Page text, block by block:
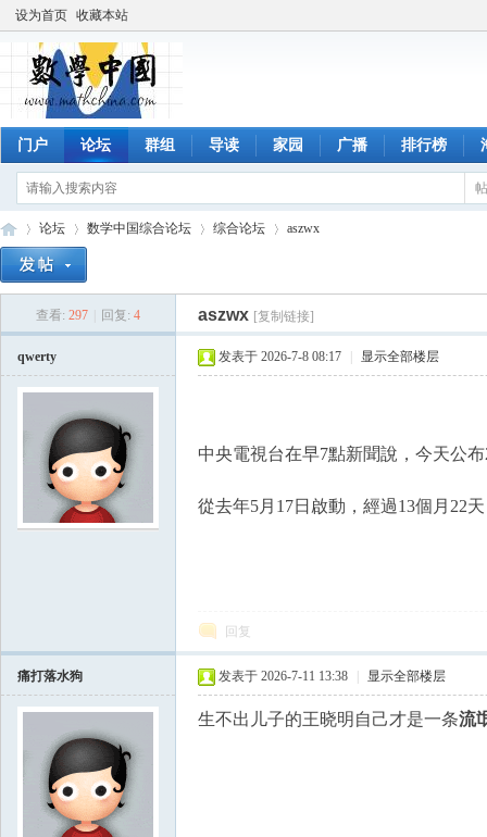
设为首页 收藏本站
门户 论坛 群组 导读 家园 广播 排行榜
论坛
›
数学中国综合论坛 综合论坛
›
aszwx
查看: 297 回复: 4 aszwx [复制链接]
qwerty 发表于 2026-7-8 08:17 显示全部楼层
中央電視台在早7點新聞說，今天公
從去年5月17日啟動，經過13個月22
回复
痛打落水狗 发表于 2026-7-11 13:38 显示全部楼层
生不出儿子的王晓明自己才是一条流